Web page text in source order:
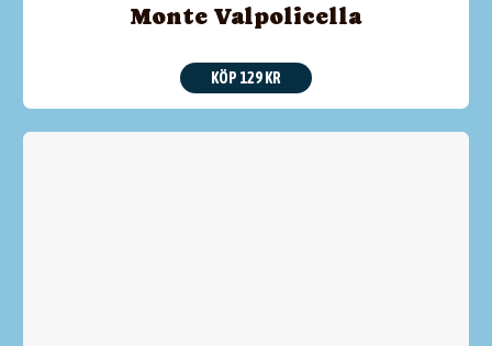
Monte Valpolicella
KÖP 129 KR